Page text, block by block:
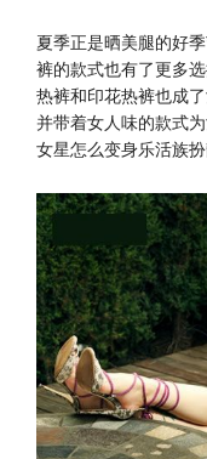
夏季正是晒美腿的好
裤的款式也有了更多
热裤和印花热裤也成
并带着女人味的款式
女星怎么变身乐活族扮